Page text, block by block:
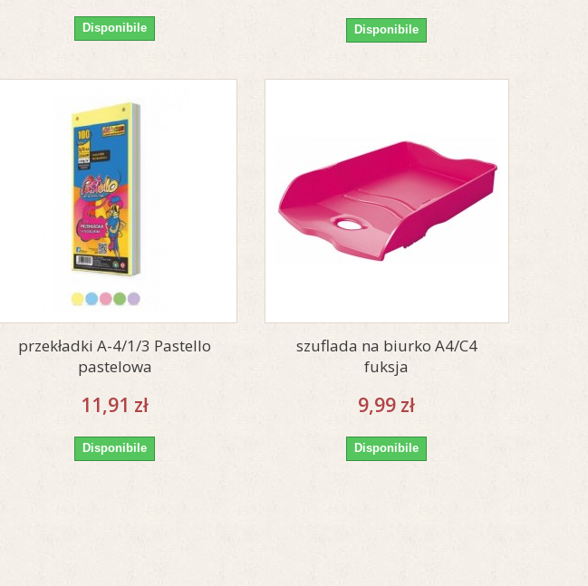
Disponibile Disponibile
przekładki A-4/1/3 Pastello
pastelowa
11,91 zł
Disponibile
szuflada na biurko A4/C4
fuksja
9,99 zł
Disponibile